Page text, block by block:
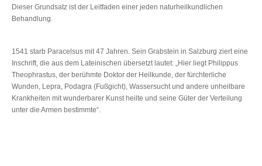
Dieser Grundsatz ist der Leitfaden einer jeden naturheilkundlichen
Behandlung.
1541 starb Paracelsus mit 47 Jahren. Sein Grabstein in Salzburg ziert eine
Inschrift, die aus dem Lateinischen übersetzt lautet: „Hier liegt Philippus
Theophrastus, der berühmte Doktor der Heilkunde, der fürchterliche
Wunden, Lepra, Podagra (Fußgicht), Wassersucht und andere unheilbare
Krankheiten mit wunderbarer Kunst heilte und seine Güter der Verteilung
unter die Armen bestimmte“.